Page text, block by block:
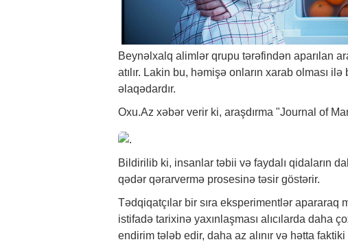
Beynəlxalq alimlər qrupu tərəfindən aparılan
atılır. Lakin bu, həmişə onların xarab olması ilə
əlaqədardır.
Oxu.Az xəbər verir ki, araşdırma "Journal of
Bildirilib ki, insanlar təbii və faydalı qidaların
qədər qərarvermə prosesinə təsir göstərir.
Tədqiqatçılar bir sıra eksperimentlər
istifadə tarixinə yaxınlaşması alıcılarda daha
endirim tələb edir, daha az alınır və hətta